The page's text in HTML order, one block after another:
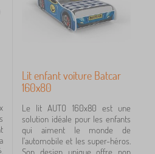
Lit enfant voiture Batcar
160x80
Le lit AUTO 160x80 est une
solution idéale pour les enfants
qui aiment le monde de
l'automobile et les super-héros.